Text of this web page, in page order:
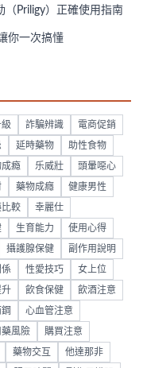
Priligy）正確使用指南
你一次搞懂
詐騙辨識 電商促銷
延時藥物 助性食物
瘾 乐威壯 頭暈噁心
藥物成癮 健康男性
比較 幸麗仕
生育能力 使用心得
攝護腺保健 副作用說明
係 性愛技巧 女上位
升 飲食保健 飲酒注意
心血管注意
風險 購買注意
藥物交互 他達那非